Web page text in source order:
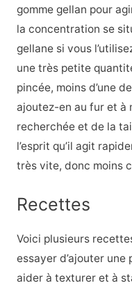
gomme gellan pour
la concentration se
gellane si vous
une très petite
pincée, moins d’une
ajoutez-en au fur et à
recherchée et de la
l’esprit qu’il agit
très vite, donc moins
Recettes
Voici plusieurs
essayer d’ajouter une
aider à texturer et à